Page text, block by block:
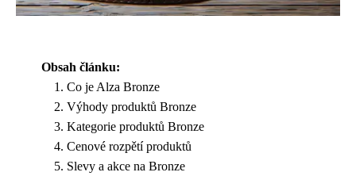
Obsah článku:
Co je Alza Bronze
Výhody produktů Bronze
Kategorie produktů Bronze
Cenové rozpětí produktů
Slevy a akce na Bronze